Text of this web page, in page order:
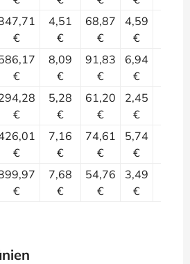
€
4,51
€
68,87
€
4,59
€
€
8,09
€
91,83
€
6,94
€
€
5,28
€
61,20
€
2,45
€
€
7,16
€
74,61
€
5,74
€
€
7,68
€
54,76
€
3,49
€